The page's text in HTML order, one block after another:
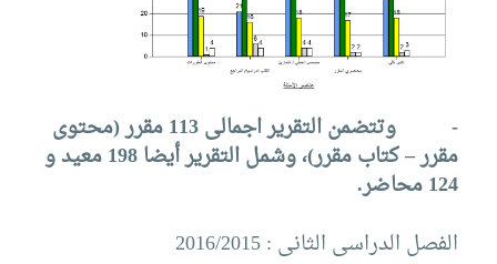
- وتتضمن التقرير اجمالى 113 مقرر (محتوى
مقرر – كتاب مقرر)، وشمل التقرير أيضا 198 معيد و
124 محاضر.
الفصل الدراسى الثانى : 2016/2015